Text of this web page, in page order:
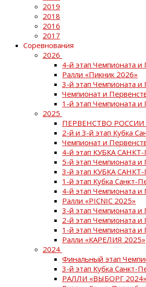
2019
2018
2016
2017
Соревнования
2026
4-й этап Чемпионата и
Ралли «Пикник 2026»
3-й этап Чемпионата и
Чемпионат и
1-й этап Чемпионата
2025
ПЕРВЕНСТВО
2-й и 3-й этап Кубка
Чемпионат и
4-й этап КУБКА
5-й этап Чемпионата и
3-й этап КУБКА
1-й этап Кубка Санкт-
4-й этап Чемпионата
Ралли «PICNIC 2025»
3-й этап Чемпионата
2-й этап Чемпионата
1-й этап Чемпионата и
Ралли «КАРЕЛИЯ 2025»
2024
Финальный этап
3-й этап Кубка Санкт-
РАЛЛИ «ВЫБОРГ 2024»